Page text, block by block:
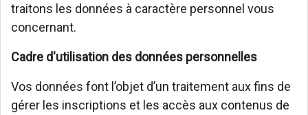
traitons les données à caractère personnel vous
concernant.
Cadre d'utilisation des données personnelles
Vos données font l’objet d’un traitement aux fins de
gérer les inscriptions et les accès aux contenus de